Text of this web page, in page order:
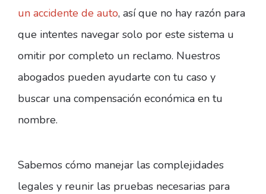
un accidente de auto, así que no hay razón para
que intentes navegar solo por este sistema u
omitir por completo un reclamo. Nuestros
abogados pueden ayudarte con tu caso y
buscar una compensación económica en tu
nombre.
Sabemos cómo manejar las complejidades
legales y reunir las pruebas necesarias para